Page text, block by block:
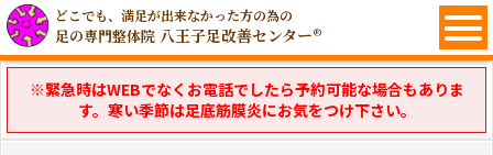
どこでも、満足が出来なかった方の為の
足の専門整体院 八王子足改善センター®
※緊急時はWEBでなくお電話でしたら予約可能な場合もありま
す。寒い季節は足底筋膜炎にお気をつけ下さい。